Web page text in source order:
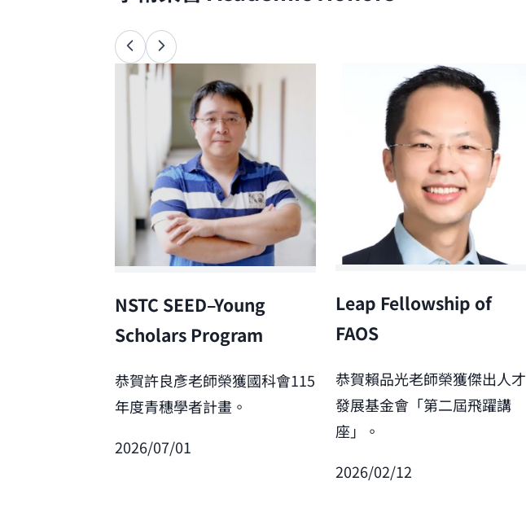
NSTC SEED–Young
Scholars Program
恭賀許良彥老師榮獲國科會115
年度青穗學者計畫。
2026/07/01
Leap Fellowship of
FAOS
恭賀賴品光老師榮獲傑出人才
發展基金會「第二屆飛躍講
座」。
2026/02/12